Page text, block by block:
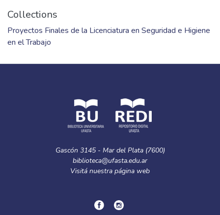
Collections
Proyectos Finales de la Licenciatura en Seguridad e Higiene
en el Trabajo
Gascón 3145 - Mar del Plata (7600)
biblioteca@ufasta.edu.ar
Visitá nuestra página web